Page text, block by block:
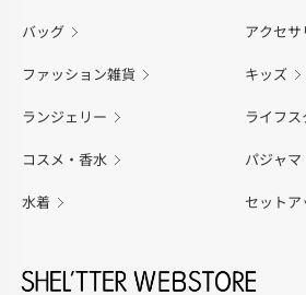
バッグ アクセサ
ファッション雑貨 キッズ
ランジェリー ライフ
コスメ・香水 パジャ
水着 セットア